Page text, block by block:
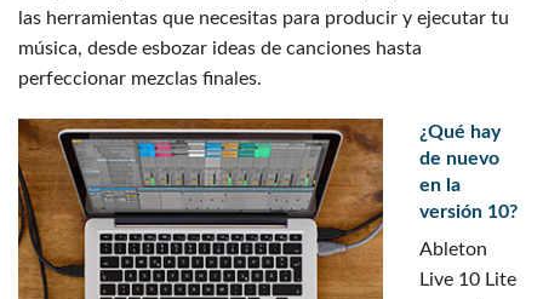
las herramientas que necesitas para producir y ejecutar tu
música, desde esbozar ideas de canciones hasta
perfeccionar mezclas finales.
¿Qué hay
de nuevo
en la
versión 10?
Ableton
Live 10 Lite